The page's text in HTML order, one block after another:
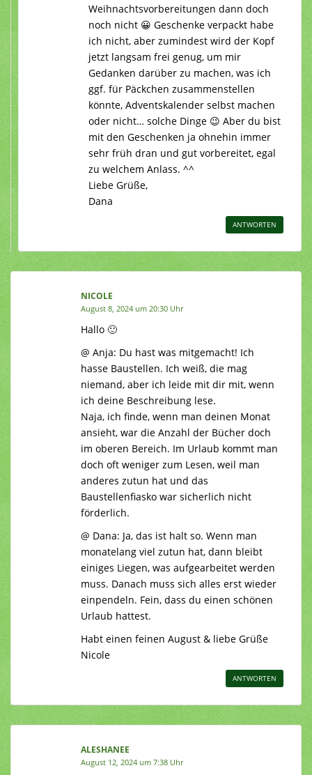
Weihnachtsvorbereitungen dann doch
noch nicht 😀 Geschenke verpackt habe
ich nicht, aber zumindest wird der Kopf
jetzt langsam frei genug, um mir
Gedanken darüber zu machen, was ich
ggf. für Päckchen zusammenstellen
könnte, Adventskalender selbst machen
oder nicht… solche Dinge 😉 Aber du bist
mit den Geschenken ja ohnehin immer
sehr früh dran und gut vorbereitet, egal
zu welchem Anlass. ^^
Liebe Grüße,
Dana
ANTWORTEN
NICOLE
August 8, 2024 um 20:30 Uhr
Hallo 🙂
@ Anja: Du hast was mitgemacht! Ich
hasse Baustellen. Ich weiß, die mag
niemand, aber ich leide mit dir mit, wenn
ich deine Beschreibung lese.
Naja, ich finde, wenn man deinen Monat
ansieht, war die Anzahl der Bücher doch
im oberen Bereich. Im Urlaub kommt man
doch oft weniger zum Lesen, weil man
anderes zutun hat und das
Baustellenfiasko war sicherlich nicht
förderlich.
@ Dana: Ja, das ist halt so. Wenn man
monatelang viel zutun hat, dann bleibt
einiges Liegen, was aufgearbeitet werden
muss. Danach muss sich alles erst wieder
einpendeln. Fein, dass du einen schönen
Urlaub hattest.
Habt einen feinen August & liebe Grüße
Nicole
ANTWORTEN
ALESHANEE
August 12, 2024 um 7:38 Uhr